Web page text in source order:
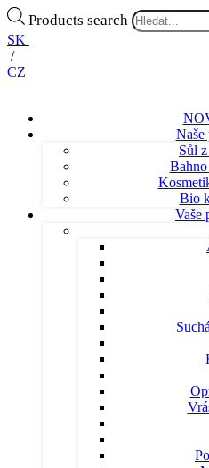
Products search
SK
/
CZ
Naše
Sůl
Bio
Vaše